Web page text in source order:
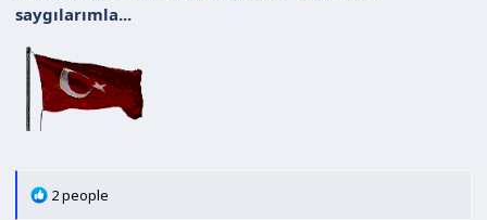
saygılarımla...
T
2 people